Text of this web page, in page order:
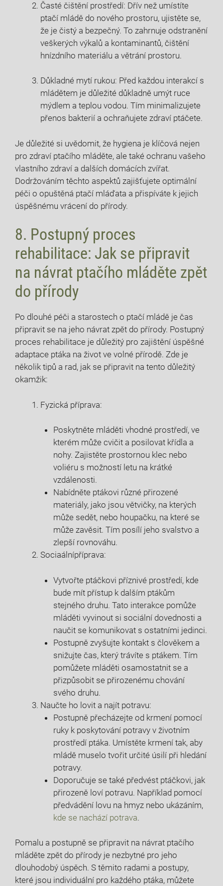
Časté čištění prostředí: Dřív než umístíte
ptačí mládě do nového prostoru, ujistěte se,
že je čistý a bezpečný. To zahrnuje odstranění
veškerých výkalů a kontaminantů, čištění
hnízdního materiálu a větrání prostoru.
Důkladné mytí rukou: Před každou interakcí s
mládětem je důležité důkladně umýt ruce
mýdlem a teplou vodou. Tím minimalizujete
přenos bakterií a ochraňujete zdraví ptáčete.
Je důležité si uvědomit, že hygiena je klíčová nejen
pro zdraví ptačího mláděte, ale také ochranu vašeho
vlastního zdraví a dalších domácích zvířat.
Dodržováním těchto aspektů zajišťujete optimální
péči o opuštěná ptačí mláďata a přispíváte k jejich
úspěšnému vrácení do přírody.
8. Postupný proces
rehabilitace: Jak se připravit
na návrat ptačího mláděte zpět
do přírody
Po dlouhé péči a starostech o ptačí mládě je čas
připravit se na jeho návrat zpět do přírody. Postupný
proces rehabilitace je důležitý pro zajištění úspěšné
adaptace ptáka na život ve volné přírodě. Zde je
několik tipů a rad, jak se připravit na tento důležitý
okamžik:
Fyzická příprava:
Poskytněte mláděti vhodné prostředí, ve
kterém může cvičit a posilovat křídla a
nohy. Zajistěte prostornou klec nebo
voliéru s možností letu na krátké
vzdálenosti.
Nabídněte ptákovi různé přirozené
materiály, jako jsou větvičky, na kterých
může sedět, nebo houpačku, na které se
může zavěsit. Tím posílí jeho svalstvo a
zlepší rovnováhu.
Sociaálnípříprava:
Vytvořte ptáčkovi příznivé prostředí, kde
bude mít přístup k dalším ptákům
stejného druhu. Tato interakce pomůže
mláděti vyvinout si sociální dovednosti a
naučit se komunikovat s ostatními jedinci.
Postupně zvyšujte kontakt s člověkem a
snižujte čas, který trávíte s ptákem. Tím
pomůžete mláděti osamostatnit se a
přizpůsobit se přirozenému chování
svého druhu.
Naučte ho lovit a najít potravu:
Postupně přecházejte od krmení pomocí
ruky k poskytování potravy v životním
prostředí ptáka. Umístěte krmení tak, aby
mládě muselo tvořit určité úsilí při hledání
potravy.
Doporučuje se také předvést ptáčkovi, jak
přirozeně loví potravu. Například pomocí
předvádění lovu na hmyz nebo ukázáním,
kde se nachází potrava.
Pomalu a postupně se připravit na návrat ptačího
mláděte zpět do přírody je nezbytné pro jeho
dlouhodobý úspěch. S těmito radami a postupy,
které jsou individuální pro každého ptáka, můžete